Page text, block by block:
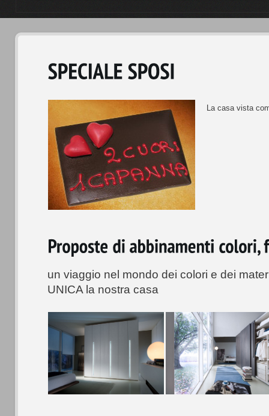
La casa vista
un viaggio nel mondo dei colori e dei
UNICA la nostra casa